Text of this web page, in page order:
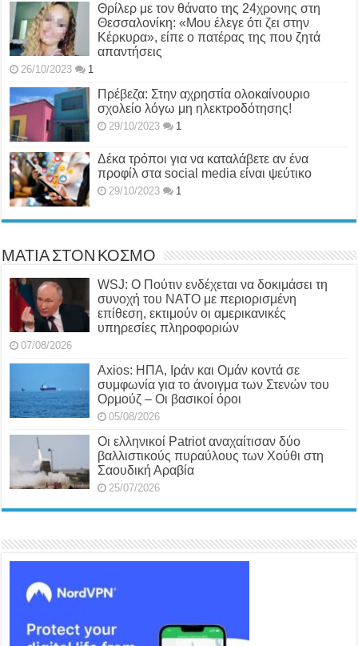
Θρίλερ με τον θάνατο της 24χρονης στη
Θεσσαλονίκη: «Μου έλεγε ότι ζει στην
Κέρκυρα», είπε ο πατέρας της που ζητά
απαντήσεις
26/10/2023 1
Πρέβεζα: Στην αχρηστία ολοκαίνουριο
σχολείο λόγω μη ηλεκτροδότησης!
29/10/2023 1
Δέκα τρόποι για να καταλάβετε αν ένα
προφίλ στα social media είναι ψεύτικο
29/10/2023 1
ΜΑΤΙΑ ΣΤΟΝ ΚΟΣΜΟ
WSJ: Ο Πούτιν ενδέχεται να δοκιμάσει τη
συνοχή του ΝΑΤΟ με περιορισμένη
επίθεση, εκτιμούν οι αμερικανικές
υπηρεσίες πληροφοριών
07/08/2026
Axios: ΗΠΑ, Ιράν και Ομάν κοντά σε
συμφωνία για το άνοιγμα των Στενών του
Ορμούζ – Οι βασικοί όροι
05/08/2026
Οι ελληνικοί Patriot αναχαίτισαν δύο
βαλλιστικούς πυραύλους των Χούθι στη
Σαουδική Αραβία
25/07/2026